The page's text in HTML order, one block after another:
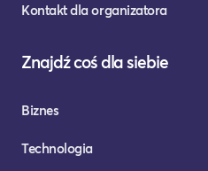
Kontakt dla organizatora
Znajdź coś dla siebie
Biznes
Technologia